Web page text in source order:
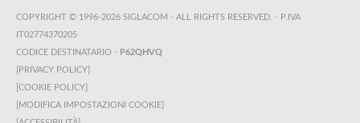
COPYRIGHT © 1996-2026 SIGLACOM - ALL RIGHTS RESERVED. - P.IVA
IT02774370205
CODICE DESTINATARIO - P62QHVQ
[PRIVACY POLICY]
[COOKIE POLICY]
[MODIFICA IMPOSTAZIONI COOKIE]